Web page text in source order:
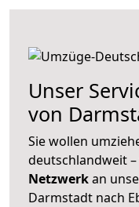
Unser
von
Sie wollen
deutschlandweit
Netzwerkan
Darmstadt nach